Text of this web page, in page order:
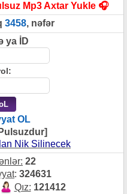
Mp3 Axtar Yukle 🎧
3458, nəfər
ya İD
OL
Nik Silinecek
22
: 324631
Qız: 121412